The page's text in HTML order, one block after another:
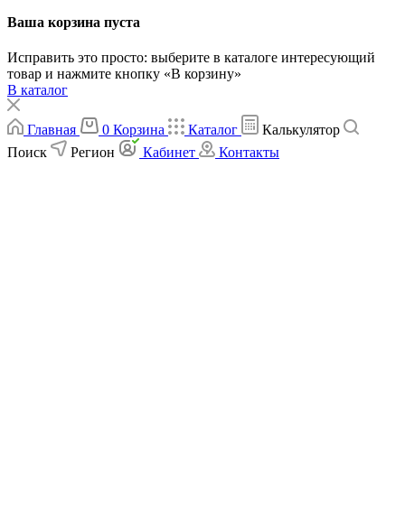
Ваша корзина пуста
Исправить это просто: выберите в каталоге интересующий
товар и нажмите кнопку «В корзину»
В каталог
Главная 0 Корзина Каталог
Калькулятор
Поиск
Регион Кабинет Контакты